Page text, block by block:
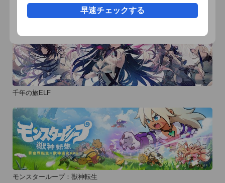
- ビー玉のサイズは25段階で選択可能
と、回転を適用した状態で保存されます)
- 出力画像は正方形もしくは長方形から選択可能
- カメラ使用時にガイドラインを表示
- 画像の構図を変更できるトリミング機能
ます
ご利用の際は、一度全てのアプリを閉じる(※)などして、メモ
リの空き容量の多い状態でご使用下さい。
空きメモリが不十分な場合は、アプリが落ちてしまったり、撮
った写真が保存できない場合がありますので、ご注意下さい。
おすすめ事前予約アプリ
千年の旅ELF
モンスターループ：獣神転生
早速チェックする